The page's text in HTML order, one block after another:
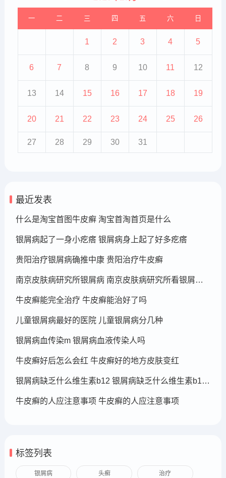
一 二 三 四 五 六 日
1 2 3 4 5
6 7 8 9 10 11 12
13 14 15 16 17 18 19
20 21 22 23 24 25 26
27 28 29 30 31
最近发表
什么是淘宝首图牛皮癣 淘宝首淘首页是什么
银屑病起了一身小疙瘩 银屑病身上起了好多疙瘩
贵阳治疗银屑病确推中康 贵阳治疗牛皮癣
南京皮肤病研究所银屑病 南京皮肤病研究所看银屑病哪个医生厉害
牛皮癣能完全治疗 牛皮癣能治好了吗
儿童银屑病最好的医院 儿童银屑病分几种
银屑病血传染m 银屑病血液传染人吗
牛皮癣好后怎么会红 牛皮癣好的地方皮肤变红
银屑病缺乏什么维生素b12 银屑病缺乏什么维生素b12可以补充
牛皮癣的人应注意事项 牛皮癣的人应注意事项
标签列表
银屑病 头癣 治疗